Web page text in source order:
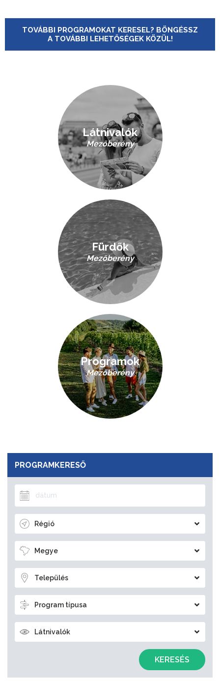
PROGRAMKERESŐ
Régió
Megye
Település
Program típusa
Látnivalók
KERESÉS
TOVÁBBI PROGRAMOKAT KERESEL? BÖNGÉSSZ
A TOVÁBBI LEHETŐSÉGEK KÖZÜL!
Látnivalók
Mezőberény
Fürdők
Mezőberény
Programok
Mezőberény